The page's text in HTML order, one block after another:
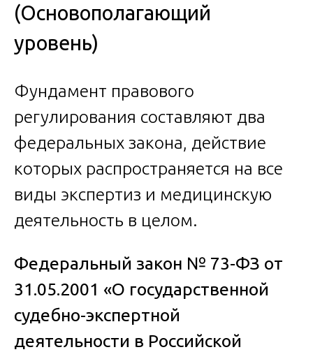
(Основополагающий
уровень)
Фундамент правового
регулирования составляют два
федеральных закона, действие
которых распространяется на все
виды экспертиз и медицинскую
деятельность в целом.
Федеральный закон № 73-ФЗ от
31.05.2001 «О государственной
судебно-экспертной
деятельности в Российской